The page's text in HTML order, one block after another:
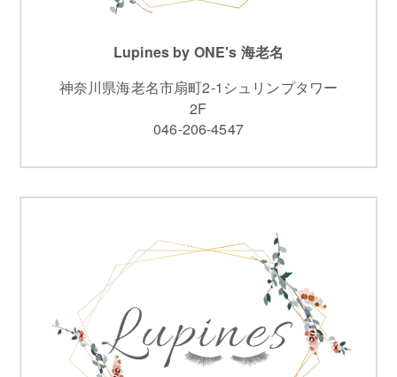
Lupines by ONE's 海老名
神奈川県海老名市扇町2-1シュリンプタワー
2F
046-206-4547